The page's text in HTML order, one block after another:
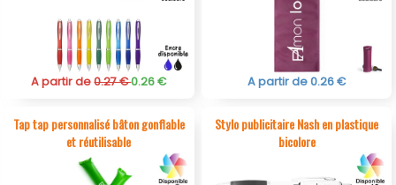
A partir de0.27 €0.26 € A partir de 0.26 €
Tap tap personnalisé bâton gonflable
et réutilisable
Stylo publicitaire Nash en plastique
bicolore